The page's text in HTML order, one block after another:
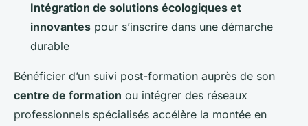
Intégration de solutions écologiques et
innovantes pour s’inscrire dans une démarche
durable
Bénéficier d’un suivi post-formation auprès de son
centre de formation ou intégrer des réseaux
professionnels spécialisés accélère la montée en